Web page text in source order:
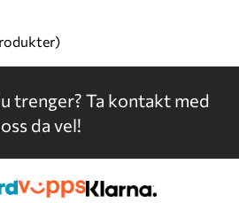
trenger? Ta kontakt med
oss da vel!